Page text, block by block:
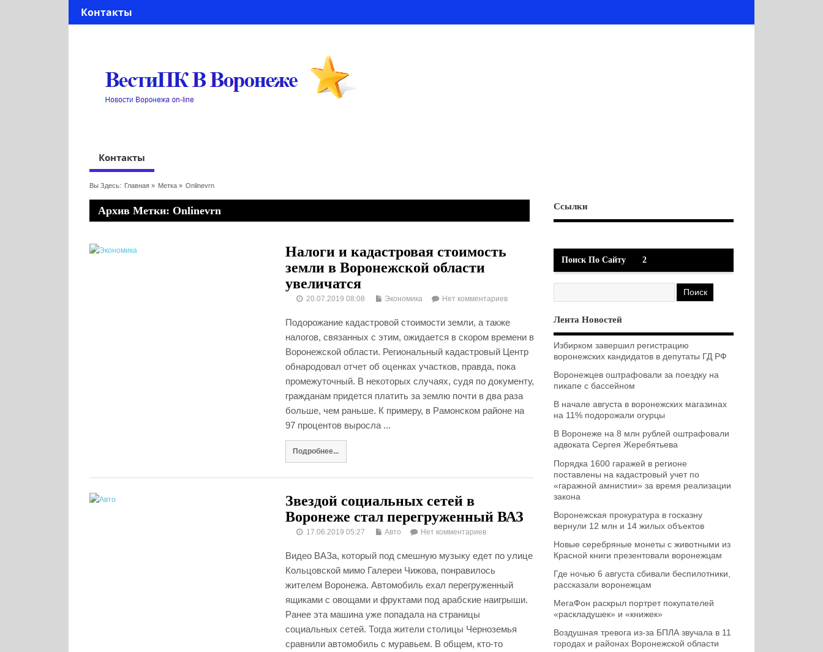
Контакты
Контакты
Вы Здесь: Главная» Метка » Onlinevrn
Архив Метки: Onlinevrn
Налоги и кадастровая стоимость
земли в Воронежской области
увеличатся
20.07.2019 08:08 Экономика Нет комментариев
Подорожание кадастровой стоимости земли, а также
налогов, связанных с этим, ожидается в скором времени в
Воронежской области. Региональный кадастровый Центр
обнародовал отчет об оценках участков, правда, пока
промежуточный. В некоторых случаях, судя по документу,
гражданам придется платить за землю почти в два раза
больше, чем раньше. К примеру, в Рамонском районе на
97 процентов выросла ...
Подробнее...
Звездой социальных сетей в
Воронеже стал перегруженный ВАЗ
17.06.2019 05:27 Авто Нет комментариев
Видео ВАЗа, который под смешную музыку едет по улице
Кольцовской мимо Галереи Чижова, понравилось
жителем Воронежа. Автомобиль ехал перегруженный
ящиками с овощами и фруктами под арабские наигрыши.
Ранее эта машина уже попадала на страницы
социальных сетей. Тогда жители столицы Черноземья
сравнили автомобиль с муравьем. В общем, кто-то
Ссылки
Поиск По Сайту 2
Лента Новостей
Избирком завершил регистрацию
воронежских кандидатов в депутаты ГД РФ
Воронежцев оштрафовали за поездку на
пикапе с бассейном
В начале августа в воронежских магазинах
на 11% подорожали огурцы
В Воронеже на 8 млн рублей оштрафовали
адвоката Сергея Жеребятьева
Порядка 1600 гаражей в регионе
поставлены на кадастровый учет по
«гаражной амнистии» за время реализации
закона
Воронежская прокуратура в госказну
вернули 12 млн и 14 жилых объектов
Новые серебряные монеты с животными из
Красной книги презентовали воронежцам
Где ночью 6 августа сбивали беспилотники,
рассказали воронежцам
МегаФон раскрыл портрет покупателей
«раскладушек» и «книжек»
Воздушная тревога из-за БПЛА звучала в 11
городах и районах Воронежской области